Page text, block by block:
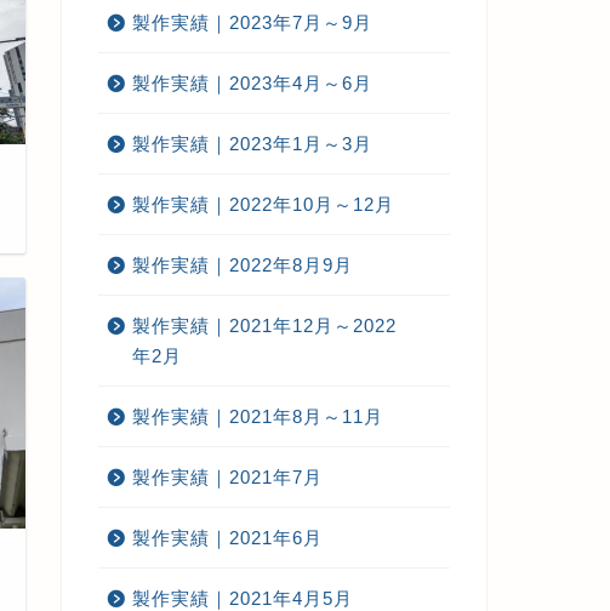
製作実績｜2023年7月～9月
製作実績｜2023年4月～6月
製作実績｜2023年1月～3月
製作実績｜2022年10月～12月
製作実績｜2022年8月9月
製作実績｜2021年12月～2022
年2月
製作実績｜2021年8月～11月
製作実績｜2021年7月
製作実績｜2021年6月
製作実績｜2021年4月5月